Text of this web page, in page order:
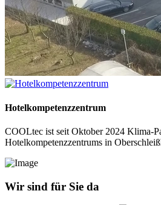
Hotelkompetenzzentrum
COOLtec ist seit Oktober 2024 Klima-
Hotelkompetenzzentrums in
Wir sind für Sie da